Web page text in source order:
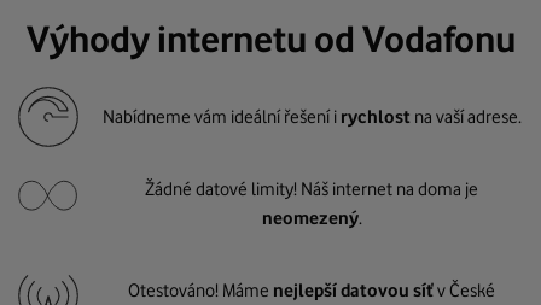
Výhody internetu od Vodafonu
Nabídneme vám ideální řešení i rychlost na vaší adrese.
Žádné datové limity! Náš internet na doma je
neomezený.
Otestováno! Máme nejlepší datovou síťv České